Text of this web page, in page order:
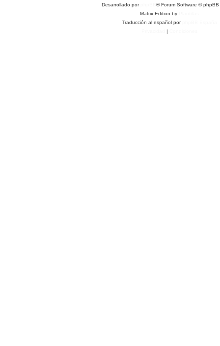
Desarrollado por
® Forum Software © phpBB
Matrix Edition by
Traducción al español por